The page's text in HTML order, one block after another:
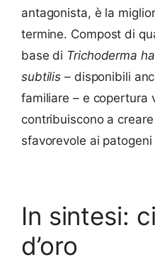
antagonista, è la
termine. Compost di
base di Trichoderma
subtilis – disponibili
familiare – e copertura
contribuiscono a
sfavorevole ai
In sintesi:
d’oro